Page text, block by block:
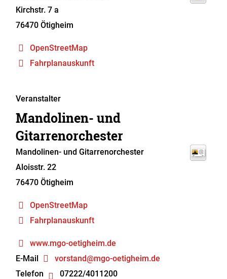
Kirchstr. 7 a
76470 Ötigheim
OpenStreetMap
Fahrplanauskunft
Veranstalter
Mandolinen- und
Gitarrenorchester
Mandolinen- und Gitarrenorchester
Aloisstr. 22
76470 Ötigheim
OpenStreetMap
Fahrplanauskunft
www.mgo-oetigheim.de
E-Mail
vorstand@mgo-oetigheim.de
Telefon
07222/4011200